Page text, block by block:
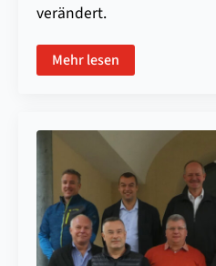
verändert.
Mehr lesen